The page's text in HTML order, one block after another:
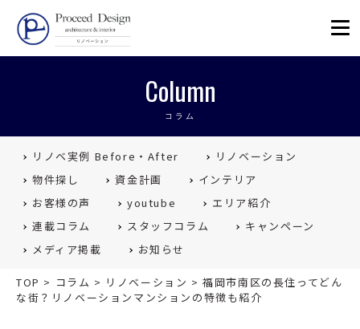
リノベーションを福岡で。
Column
コラム
リノベ実例 Before・After
リノベーション
物件探し
資金計画
インテリア
お客様の声
youtube
エリア紹介
連載コラム
スタッフコラム
キャンペーン
メディア掲載
お知らせ
TOP > コラム > リノベーション >福岡市南区の長住ってどん
な街？リノベーションマンションの特徴も紹介